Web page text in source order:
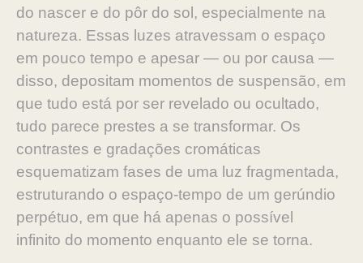
do nascer e do pôr do sol, especialmente na
natureza. Essas luzes atravessam o espaço
em pouco tempo e apesar — ou por causa —
disso, depositam momentos de suspensão, em
que tudo está por ser revelado ou ocultado,
tudo parece prestes a se transformar. Os
contrastes e gradações cromáticas
esquematizam fases de uma luz fragmentada,
estruturando o espaço-tempo de um gerúndio
perpétuo, em que há apenas o possível
infinito do momento enquanto ele se torna.